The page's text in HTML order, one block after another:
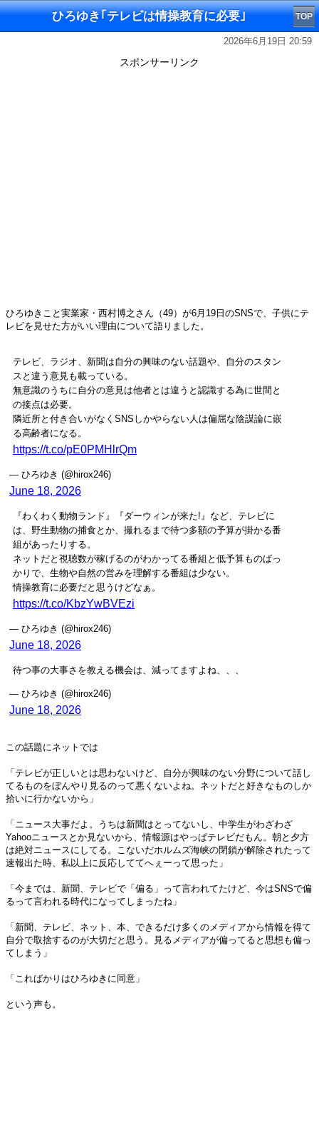
ひろゆき｢テレビは情操教育に必要｣ TOP
2026年6月19日 20:59
スポンサーリンク
ひろゆきこと実業家・西村博之さん（49）が6月19日のSNSで、子供にテ
レビを見せた方がいい理由について語りました。
テレビ、ラジオ、新聞は自分の興味のない話題や、自分のスタン
スと違う意見も載っている。
無意識のうちに自分の意見は他者とは違うと認識する為に世間と
の接点は必要。
隣近所と付き合いがなくSNSしかやらない人は偏屈な陰謀論に嵌
る高齢者になる。
https://t.co/pE0PMHlrQm
— ひろゆき (@hirox246)
June 18, 2026
『わくわく動物ランド』『ダーウィンが来た!』など、テレビに
は、野生動物の捕食とか、撮れるまで待つ多額の予算が掛かる番
組があったりする。
ネットだと視聴数が稼げるのがわかってる番組と低予算ものばっ
かりで、生物や自然の営みを理解する番組は少ない。
情操教育に必要だと思うけどなぁ。
https://t.co/KbzYwBVEzi
— ひろゆき (@hirox246)
June 18, 2026
待つ事の大事さを教える機会は、減ってますよね、、、
— ひろゆき (@hirox246)
June 18, 2026
この話題にネットでは
「テレビが正しいとは思わないけど、自分が興味のない分野について話し
てるものをぼんやり見るのって悪くないよね。ネットだと好きなものしか
拾いに行かないから」
「ニュース大事だよ。うちは新聞はとってないし、中学生がわざわざ
Yahooニュースとか見ないから、情報源はやっぱテレビだもん。朝と夕方
は絶対ニュースにしてる。こないだホルムズ海峡の閉鎖が解除されたって
速報出た時、私以上に反応しててへぇーって思った」
「今までは、新聞、テレビで「偏る」って言われてたけど、今はSNSで偏
るって言われる時代になってしまったね」
「新聞、テレビ、ネット、本、できるだけ多くのメディアから情報を得て
自分で取捨するのが大切だと思う。見るメディアが偏ってると思想も偏っ
てしまう」
「こればかりはひろゆきに同意」
という声も。